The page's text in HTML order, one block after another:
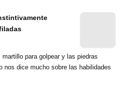
para golpear y las piedras
nos dice mucho sobre las habilidades